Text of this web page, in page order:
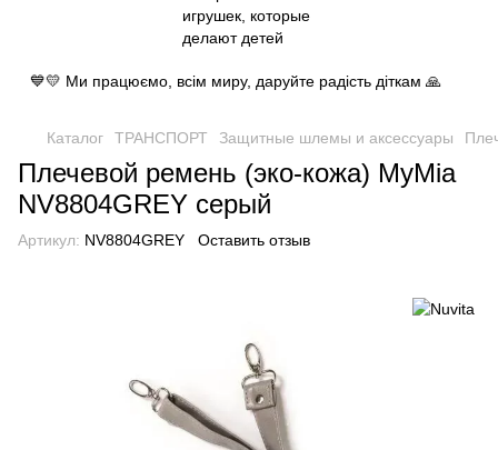
💙💛 Ми працюємо, всім миру, даруйте радість діткам 🙏
Каталог ТРАНСПОРТ Защитные шлемы и аксессуары
Плечевой ремень (эко-кожа) MyMia
NV8804GREY серый
Артикул: NV8804GREY Оставить отзыв